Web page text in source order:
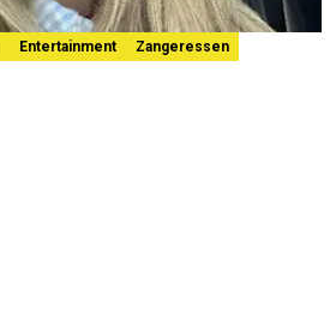
Entertainment
Zangeressen